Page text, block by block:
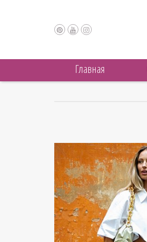
Главная